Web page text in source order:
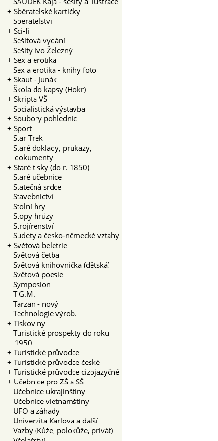
+ Sběratelské kartičky
Sběratelství
+ Sci-fi
Sešitová vydání
Sešity Ivo Železný
+ Sex a erotika
Sex a erotika - knihy foto
+ Skaut - Junák
Škola do kapsy (Hokr)
+ Skripta VŠ
Socialistická výstavba
+ Soubory pohlednic
+ Sport
Star Trek
Staré doklady, průkazy,
dokumenty
+ Staré tisky (do r. 1850)
Staré učebnice
Statečná srdce
Stavebnictví
Stolní hry
Stopy hrůzy
Strojírenství
Sudety a česko-německé vztahy
+ Světová beletrie
Světová četba
Světová knihovnička (dětská)
Světová poesie
Symposion
T.G.M.
Tarzan - nový
Technologie výrob.
+ Tiskoviny
Turistické prospekty do roku
1950
+ Turistické průvodce
+ Turistické průvodce české
+ Turistické průvodce cizojazyčné
+ Učebnice pro ZŠ a SŠ
Učebnice ukrajinštiny
Učebnice vietnamštiny
UFO a záhady
Univerzita Karlova a další
Vazby (Kůže, polokůže, privát)